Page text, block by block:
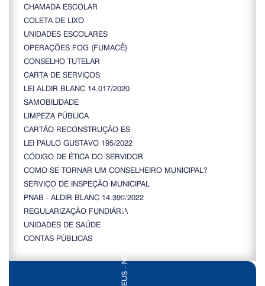
CHAMADA ESCOLAR
COLETA DE LIXO
UNIDADES ESCOLARES
OPERAÇÕES FOG (FUMACÊ)
CONSELHO TUTELAR
CARTA DE SERVIÇOS
LEI ALDIR BLANC 14.017/2020
SAMOBILIDADE
LIMPEZA PÚBLICA
CARTÃO RECONSTRUÇÃO ES
LEI PAULO GUSTAVO 195/2022
CÓDIGO DE ÉTICA DO SERVIDOR
COMO SE TORNAR UM CONSELHEIRO MUNICIPAL?
SERVIÇO DE INSPEÇÃO MUNICIPAL
PNAB - ALDIR BLANC 14.399/2022
REGULARIZAÇÃO FUNDIÁRIA
UNIDADES DE SAÚDE
CONTAS PÚBLICAS